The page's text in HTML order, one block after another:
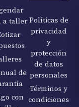
a taller
de
con
Políticas de
privacidad
y
protección
de datos
personales
Términos y
condiciones